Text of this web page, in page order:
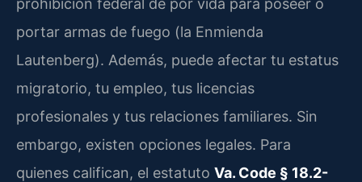
prohibición federal de por vida para poseer o
portar armas de fuego (la Enmienda
Lautenberg). Además, puede afectar tu estatus
migratorio, tu empleo, tus licencias
profesionales y tus relaciones familiares. Sin
embargo, existen opciones legales. Para
quienes califican, el estatuto Va. Code § 18.2-